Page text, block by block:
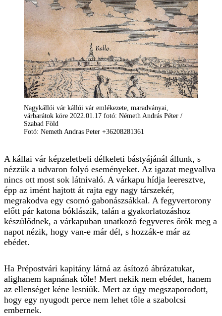
Nagykállói vár kállói vár emlékezete, maradványai,
várbarátok köre 2022.01.17 fotó: Németh András Péter /
Szabad Föld
Fotó: Nemeth Andras Peter +36208281361
A kállai vár képzeletbeli délkeleti bástyájánál állunk, s
nézzük a udvaron folyó eseményeket. Az igazat megvallva
nincs ott most sok látnivaló. A várkapu hídja leeresztve,
épp az imént hajtott át rajta egy nagy társzekér,
megrakodva egy csomó gabonászsákkal. A fegyvertorony
előtt pár katona bóklászik, talán a gyakorlatozáshoz
készülődnek, a várkapuban unatkozó fegyveres őrök meg a
napot nézik, hogy van-e már dél, s hozzák-e már az
ebédet.
Ha Prépostvári kapitány látná az ásítozó ábrázatukat,
alighanem kapnának tőle! Mert nekik nem ebédet, hanem
az ellenséget kéne lesniük. Mert az úgy megszaporodott,
hogy egy nyugodt perce nem lehet tőle a szabolcsi
embernek.